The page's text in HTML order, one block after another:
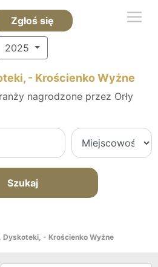
Zgłoś się
2025
- Krościenko Wyżne
nagrodzone przez Orły
Szukaj
Dyskoteki, - Krościenko Wyżne